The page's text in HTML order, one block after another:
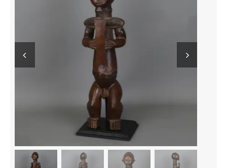
Area revue)s(
À propos